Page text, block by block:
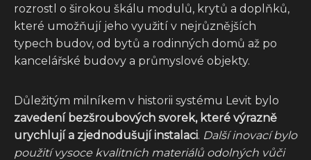
rozrostl o širokou škálu modulů, krytů a doplňků,
které umožňují jeho využití v nejrůznějších
typech budov, od bytů a rodinných domů až po
kancelářské budovy a průmyslové objekty.
Důležitým milníkem v historii systému Levit bylo
zavedení bezšroubových svorek, které výrazně
urychlují a zjednodušují instalaci. Další inovací bylo
použití vysoce kvalitních materiálů odolných vůči